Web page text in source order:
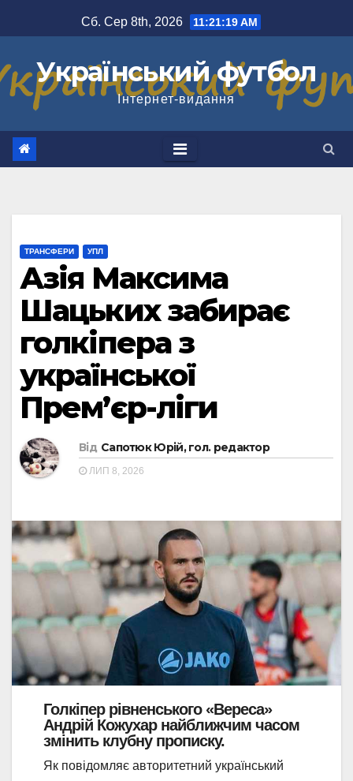
до
Сб. Сер 8th, 2026 11:21:20 AM
Український футбол
Інтернет-видання
ТРАНСФЕРИ УПЛ
Азія Максима
Шацьких забирає
голкіпера з
української
Прем’єр-ліги
Від Сапотюк Юрій, гол. редактор
ЛИП 8, 2026
Голкіпер рівненського «Вереса»
Андрій Кожухар найближчим часом
змінить клубну прописку.
Як повідомляє авторитетний український